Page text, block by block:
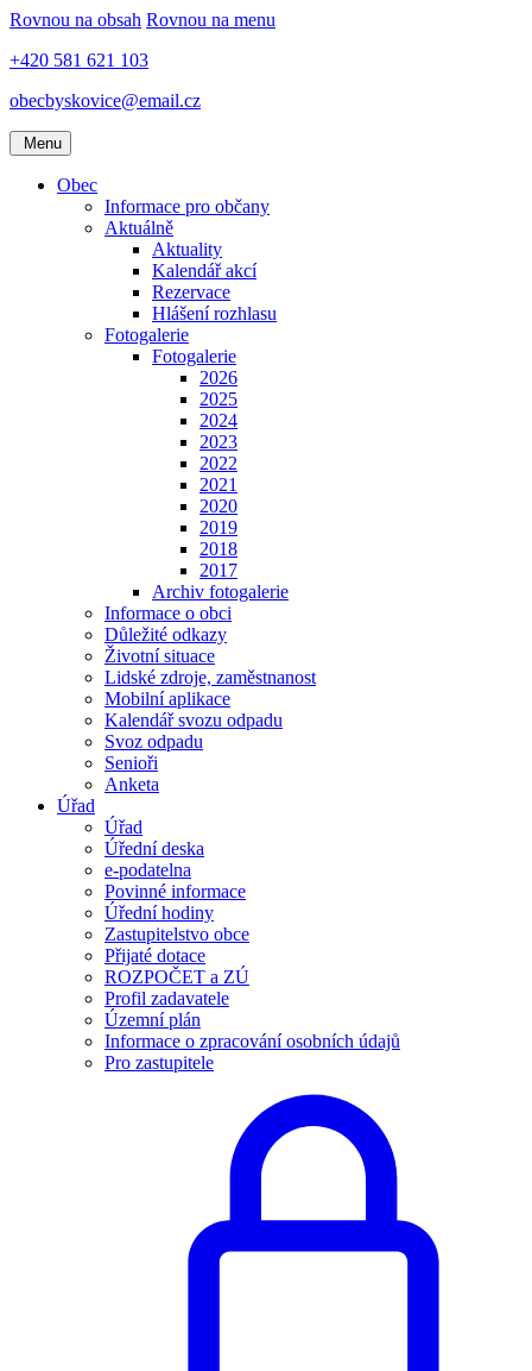
Rovnou na obsah Rovnou na menu
+420 581 621 103
obecbyskovice@email.cz
Menu
Obec
Informace pro občany
Aktuálně
Aktuality
Kalendář akcí
Rezervace
Hlášení rozhlasu
Fotogalerie
Fotogalerie
2026
2025
2024
2023
2022
2021
2020
2019
2018
2017
Archiv fotogalerie
Informace o obci
Důležité odkazy
Životní situace
Lidské zdroje, zaměstnanost
Mobilní aplikace
Kalendář svozu odpadu
Svoz odpadu
Senioři
Anketa
Úřad
Úřad
Úřední deska
e-podatelna
Povinné informace
Úřední hodiny
Zastupitelstvo obce
Přijaté dotace
ROZPOČET a ZÚ
Profil zadavatele
Územní plán
Informace o zpracování osobních údajů
Pro zastupitele